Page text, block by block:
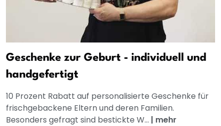
Geschenke zur Geburt - individuell und
handgefertigt
10 Prozent Rabatt auf personalisierte Geschenke für
frischgebackene Eltern und deren Familien.
Besonders gefragt sind bestickte W... | mehr